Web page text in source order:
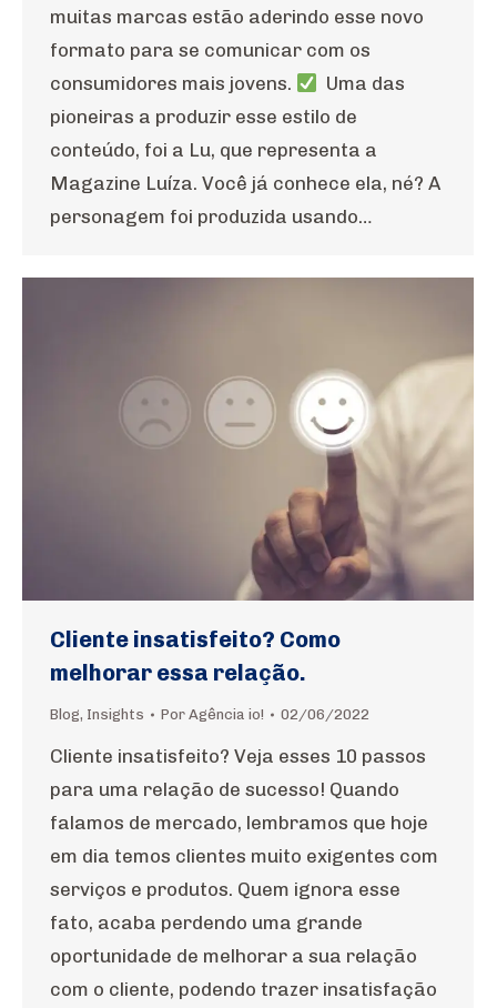
muitas marcas estão aderindo esse novo
formato para se comunicar com os
consumidores mais jovens.
Uma das
pioneiras a produzir esse estilo de
conteúdo, foi a Lu, que representa a
Magazine Luíza. Você já conhece ela, né? A
personagem foi produzida usando…
Cliente insatisfeito? Como
melhorar essa relação.
Blog, Insights Por Agência io! 02/06/2022
Cliente insatisfeito? Veja esses 10 passos
para uma relação de sucesso! Quando
falamos de mercado, lembramos que hoje
em dia temos clientes muito exigentes com
serviços e produtos. Quem ignora esse
fato, acaba perdendo uma grande
oportunidade de melhorar a sua relação
com o cliente, podendo trazer insatisfação